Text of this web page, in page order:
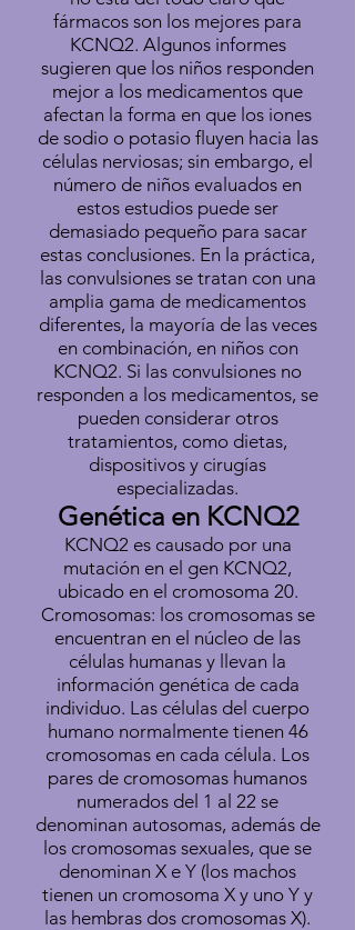
fármacos son los mejores para
KCNQ2. Algunos informes
sugieren que los niños responden
mejor a los medicamentos que
afectan la forma en que los iones
de sodio o potasio fluyen hacia las
células nerviosas; sin embargo, el
número de niños evaluados en
estos estudios puede ser
demasiado pequeño para sacar
estas conclusiones. En la práctica,
las convulsiones se tratan con una
amplia gama de medicamentos
diferentes, la mayoría de las veces
en combinación, en niños con
KCNQ2. Si las convulsiones no
responden a los medicamentos, se
pueden considerar otros
tratamientos, como dietas,
dispositivos y cirugías
especializadas.
Genética en KCNQ2
KCNQ2 es causado por una
mutación en el gen KCNQ2,
ubicado en el cromosoma 20.
Cromosomas: los cromosomas se
encuentran en el núcleo de las
células humanas y llevan la
información genética de cada
individuo. Las células del cuerpo
humano normalmente tienen 46
cromosomas en cada célula. Los
pares de cromosomas humanos
numerados del 1 al 22 se
denominan autosomas, además de
los cromosomas sexuales, que se
denominan X e Y (los machos
tienen un cromosoma X y uno Y y
las hembras dos cromosomas X).